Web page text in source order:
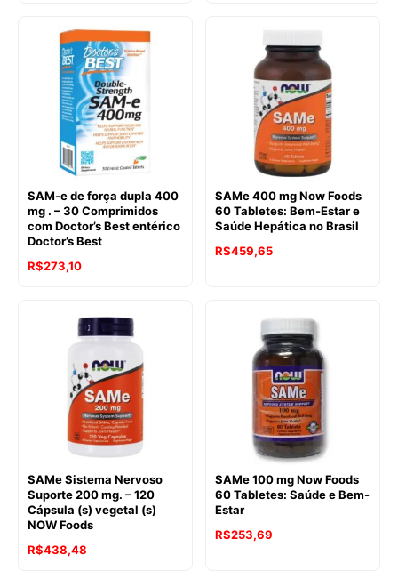
SAM-e de força dupla 400
mg . – 30 Comprimidos
com Doctor’s Best entérico
Doctor’s Best
O
R$273,10O
é:
R$273,10.
SAMe 400 mg Now Foods
60 Tabletes: Bem-Estar e
Saúde Hepática no Brasil
R$459,65
SAMe Sistema Nervoso
Suporte 200 mg. – 120
Cápsula (s) vegetal (s)
NOW Foods
O
R$438,48
SAMe 100 mg Now Foods
60 Tabletes: Saúde e Bem-
Estar
R$253,69